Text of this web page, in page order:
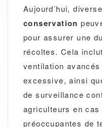
Aujourd’hui,
conservation
pour assurer une
récoltes. Cela
ventilation avancés
excessive, ainsi
de surveillance
agriculteurs en
préoccupantes de